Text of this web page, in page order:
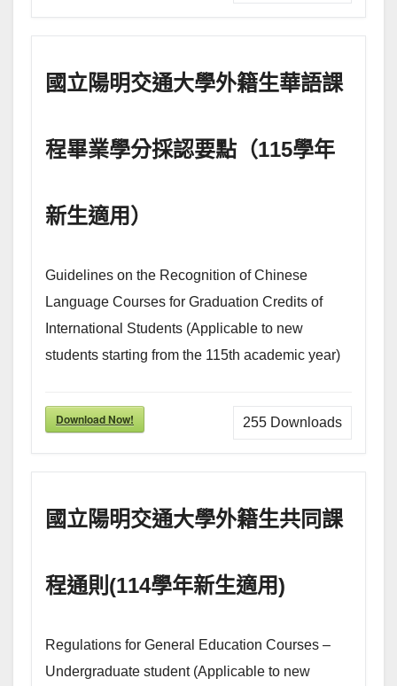
國立陽明交通大學外籍生華語課
程畢業學分採認要點（115學年
新生適用）
Guidelines on the Recognition of Chinese
Language Courses for Graduation Credits of
International Students (Applicable to new
students starting from the 115th academic year)
Download Now! 255 Downloads
國立陽明交通大學外籍生共同課
程通則(114學年新生適用)
Regulations for General Education Courses –
Undergraduate student (Applicable to new